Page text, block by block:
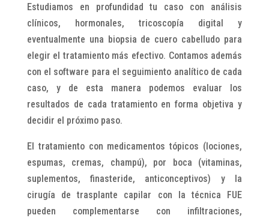
Estudiamos en profundidad tu caso con análisis
clínicos, hormonales, tricoscopía digital y
eventualmente una biopsia de cuero cabelludo para
elegir el tratamiento más efectivo. Contamos además
con el software para el seguimiento analítico de cada
caso, y de esta manera podemos evaluar los
resultados de cada tratamiento en forma objetiva y
decidir el próximo paso.
El tratamiento con medicamentos tópicos (lociones,
espumas, cremas, champú), por boca (vitaminas,
suplementos, finasteride, anticonceptivos) y la
cirugía de trasplante capilar con la técnica FUE
pueden complementarse con infiltraciones,